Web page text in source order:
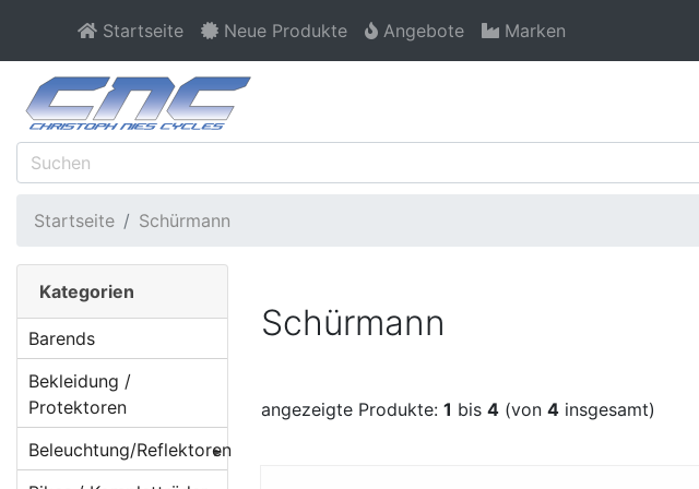
Startseite Neue Produkte Angebote Marken
Startseite Schürmann
Schürmann
angezeigte Produkte: 1 bis 4 (von 4 insgesamt)
Kategorien
Barends
Bekleidung /
Protektoren
Beleuchtung/Reflektoren